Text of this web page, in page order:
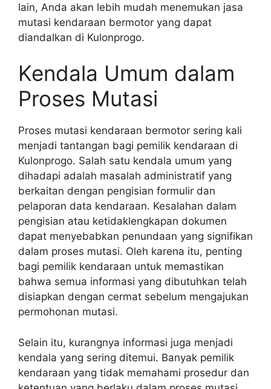
lain, Anda akan lebih mudah menemukan jasa
mutasi kendaraan bermotor yang dapat
diandalkan di Kulonprogo.
Kendala Umum dalam
Proses Mutasi
Proses mutasi kendaraan bermotor sering kali
menjadi tantangan bagi pemilik kendaraan di
Kulonprogo. Salah satu kendala umum yang
dihadapi adalah masalah administratif yang
berkaitan dengan pengisian formulir dan
pelaporan data kendaraan. Kesalahan dalam
pengisian atau ketidaklengkapan dokumen
dapat menyebabkan penundaan yang signifikan
dalam proses mutasi. Oleh karena itu, penting
bagi pemilik kendaraan untuk memastikan
bahwa semua informasi yang dibutuhkan telah
disiapkan dengan cermat sebelum mengajukan
permohonan mutasi.
Selain itu, kurangnya informasi juga menjadi
kendala yang sering ditemui. Banyak pemilik
kendaraan yang tidak memahami prosedur dan